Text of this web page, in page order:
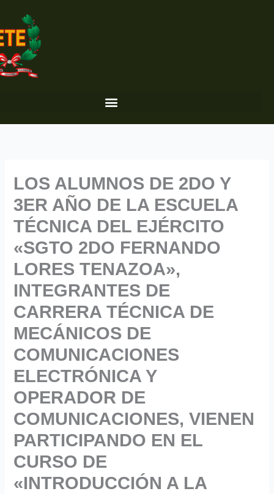
contenido
LOS ALUMNOS DE 2DO Y
3ER AÑO DE LA ESCUELA
TÉCNICA DEL EJÉRCITO
«SGTO 2DO FERNANDO
LORES TENAZOA»,
INTEGRANTES DE
CARRERA TÉCNICA DE
MECÁNICOS DE
COMUNICACIONES
ELECTRÓNICA Y
OPERADOR DE
COMUNICACIONES, VIENEN
PARTICIPANDO EN EL
CURSO DE
«INTRODUCCIÓN A LA